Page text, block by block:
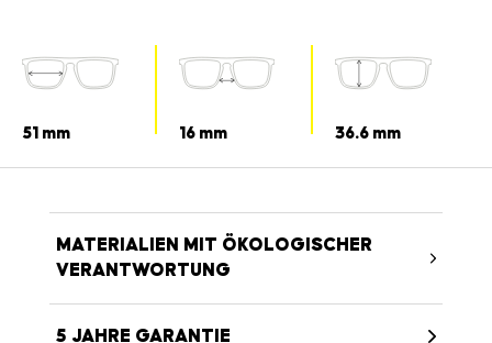
51 mm 16 mm 36.6 mm
MATERIALIEN MIT ÖKOLOGISCHER
VERANTWORTUNG
5 JAHRE GARANTIE